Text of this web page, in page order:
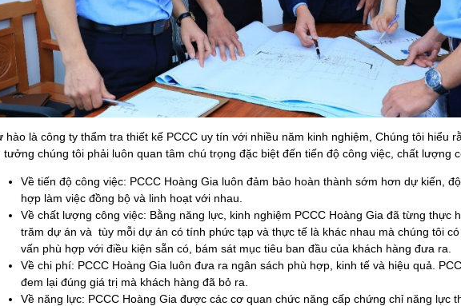
hào là công ty thẩm tra thiết kế PCCC uy tín với nhiều năm kinh nghiệm, Chúng tôi hiểu
tưởng chúng tôi phải luôn quan tâm chú trọng đặc biệt đến tiến độ công việc, chất lượng
Về tiến độ công việc: PCCC Hoàng Gia luôn đảm bảo hoàn thành sớm hơn dự kiến,
hợp làm việc đồng bộ và linh hoạt với nhau.
Về chất lượng công việc: Bằng năng lực, kinh nghiệm PCCC Hoàng Gia đã từng thực
trăm dự án và tùy mỗi dự án có tính phức tạp và thực tế là khác nhau mà chúng tôi
vấn phù hợp với điều kiện sẵn có, bám sát mục tiêu ban đầu của khách hàng đưa ra.
Về chi phí: PCCC Hoàng Gia luôn đưa ra ngân sách phù hợp, kinh tế và hiệu quả.
đem lại đúng giá trị mà khách hàng đã bỏ ra.
Về năng lực: PCCC Hoàng Gia được các cơ quan chức năng cấp chứng chỉ năng lực